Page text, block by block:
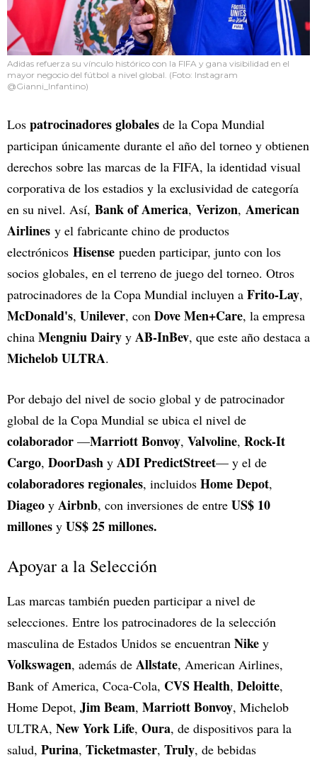
Adidas refuerza su vínculo histórico con la FIFA y gana visibilidad en el
mayor negocio del fútbol a nivel global. (Foto: Instagram
@Gianni_Infantino)
Los patrocinadores globales de la Copa Mundial
participan únicamente durante el año del torneo y obtienen
derechos sobre las marcas de la FIFA, la identidad visual
corporativa de los estadios y la exclusividad de categoría
en su nivel. Así, Bank of America, Verizon, American
Airlines y el fabricante chino de productos
electrónicos Hisense pueden participar, junto con los
socios globales, en el terreno de juego del torneo. Otros
patrocinadores de la Copa Mundial incluyen a Frito-Lay,
McDonald's, Unilever, con Dove Men+Care, la empresa
china Mengniu Dairy y AB-InBev, que este año destaca a
Michelob ULTRA.
Por debajo del nivel de socio global y de patrocinador
global de la Copa Mundial se ubica el nivel de
colaborador —Marriott Bonvoy, Valvoline, Rock-It
Cargo, DoorDash y ADI PredictStreet— y el de
colaboradores regionales, incluidos Home Depot,
Diageo y Airbnb, con inversiones de entre US$ 10
millones y US$ 25 millones.
Apoyar a la Selección
Las marcas también pueden participar a nivel de
selecciones. Entre los patrocinadores de la selección
masculina de Estados Unidos se encuentran Nike y
Volkswagen, además de Allstate, American Airlines,
Bank of America, Coca-Cola, CVS Health, Deloitte,
Home Depot, Jim Beam, Marriott Bonvoy, Michelob
ULTRA, New York Life, Oura, de dispositivos para la
salud, Purina, Ticketmaster, Truly, de bebidas